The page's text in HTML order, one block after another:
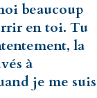
beaucoup
en toi. Tu
la
à
je me suis